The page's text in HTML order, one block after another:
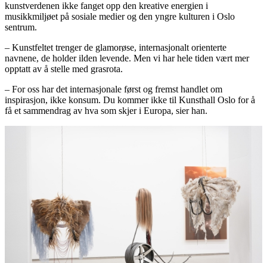
kunstverdenen ikke fanget opp den kreative energien i
musikkmiljøet på sosiale medier og den yngre kulturen i Oslo
sentrum.
– Kunstfeltet trenger de glamorøse, internasjonalt orienterte
navnene, de holder ilden levende. Men vi har hele tiden vært mer
opptatt av å stelle med grasrota.
– For oss har det internasjonale først og fremst handlet om
inspirasjon, ikke konsum. Du kommer ikke til Kunsthall Oslo for å
få et sammendrag av hva som skjer i Europa, sier han.